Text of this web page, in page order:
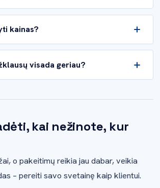
kainas?
visada geriau?
kai nežinote, kur
o pakeitimų reikia jau dabar, veikia
– pereiti savo svetainę kaip klientui.